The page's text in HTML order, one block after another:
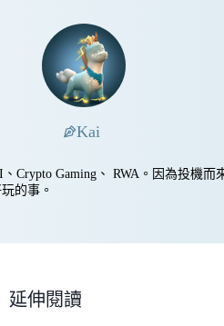
Kai
Crypto Gaming、 RWA。因為投機而
的事。
延伸閱讀